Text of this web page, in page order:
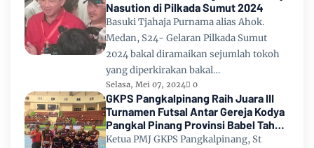
Nasution di Pilkada Sumut 2024
Basuki Tjahaja Purnama alias Ahok.
Medan, S24- Gelaran Pilkada Sumut
2024 bakal diramaikan sejumlah tokoh
yang diperkirakan bakal…
Selasa, Mei 07, 2024 0
GKPS Pangkalpinang Raih Juara III
Turnamen Futsal Antar Gereja Kodya
Pangkal Pinang Provinsi Babel Tahun
2024
Ketua PMJ GKPS Pangkalpinang, St